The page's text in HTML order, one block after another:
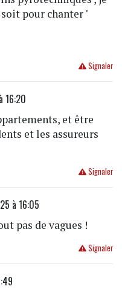
soit pour chanter "
Signaler
16:20
et être
et les assureurs
Signaler
à 16:05
pas de vagues !
Signaler